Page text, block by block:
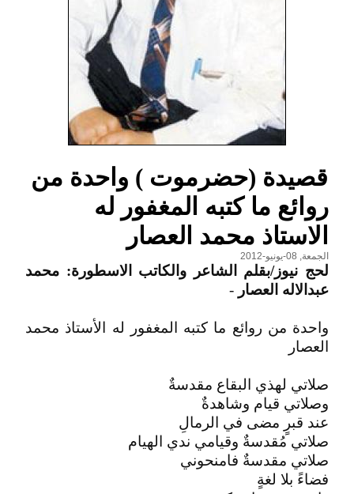
قصيدة (حضرموت ) واحدة من
روائع ما كتبه المغفور له
الاستاذ محمد العصار
الجمعة, 08-يونيو-2012
لحج نيوز/بقلم الشاعر والكاتب الاسطورة: محمد
عبدالاله العصار -
واحدة من روائع ما كتبه المغفور له الأستاذ محمد
العصار
صلاتي لهذي البقاع مقدسةٌ
وصلاتي قيام وشاهدةٌ
عند قبرٍ مضى في الرمالِ
صلاتي مُقدسةٌ وقيامي ندي الهيام
صلاتي مقدسةٌ فامنحوني
فضاءً بلا لغةٍ